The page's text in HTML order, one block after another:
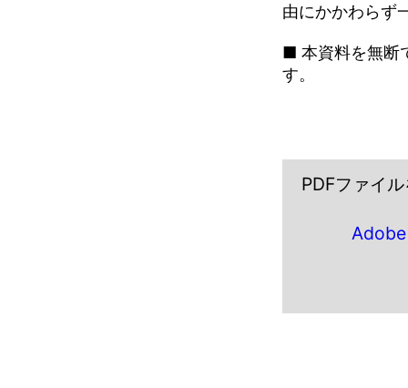
由にかかわらず
■ 本資料を無断
す。
PDFファイ
Adobe